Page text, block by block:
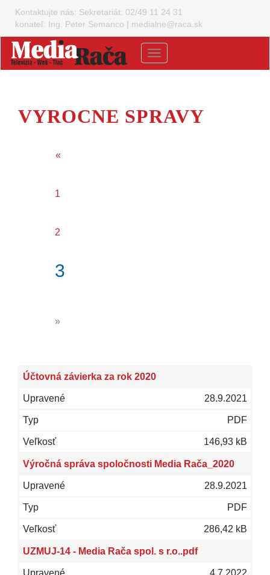
Kontaktujte nás: Sekretariát: 02/49 11 24 31
konateľ: Ing. Peter Semanco | medialne@raca.sk
Menu
VYROCNE SPRAVY
«
1
2
3(current)
»
Účtovná závierka za rok 2020
28.9.2021
PDF
146,93 kB
Výročná správa spoločnosti Media Rača_2020
28.9.2021
PDF
286,42 kB
UZMUJ-14 - Media Rača spol. s r.o..pdf
4.7.2022